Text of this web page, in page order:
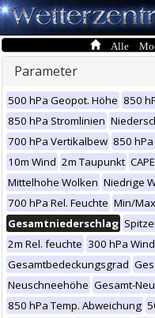
Alle
Parameter
500 hPa Geopot. Höhe 850
850 hPa Stromlinien
700 hPa Vertikalbew 850
10m Wind 2m Taupunkt
Mittelhohe Wolken Niedrige
700 hPa Rel. Feuchte Min/
Gesamtniederschlag
2m Rel. feuchte 300 hPa Wind
Gesamtbedeckungsgrad
Neuschneehöhe Gesamt-
850 hPa Temp. Abweichung